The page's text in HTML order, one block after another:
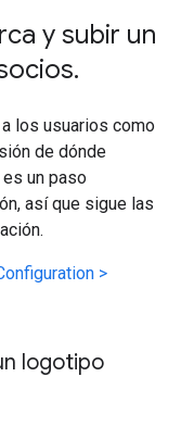
y subir un
.
los usuarios como
de dónde
un paso
así que sigue las
>
logotipo